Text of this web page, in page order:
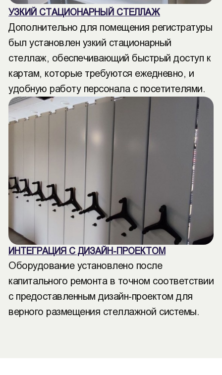
УЗКИЙ СТАЦИОНАРНЫЙ СТЕЛЛАЖ
Дополнительно для помещения регистратуры
был установлен узкий стационарный
стеллаж, обеспечивающий быстрый доступ к
картам, которые требуются ежедневно, и
удобную работу персонала с посетителями.
ИНТЕГРАЦИЯ С ДИЗАЙН-ПРОЕКТОМ
Оборудование установлено после
капитального ремонта в точном соответствии
с предоставленным дизайн-проектом для
верного размещения стеллажной системы.